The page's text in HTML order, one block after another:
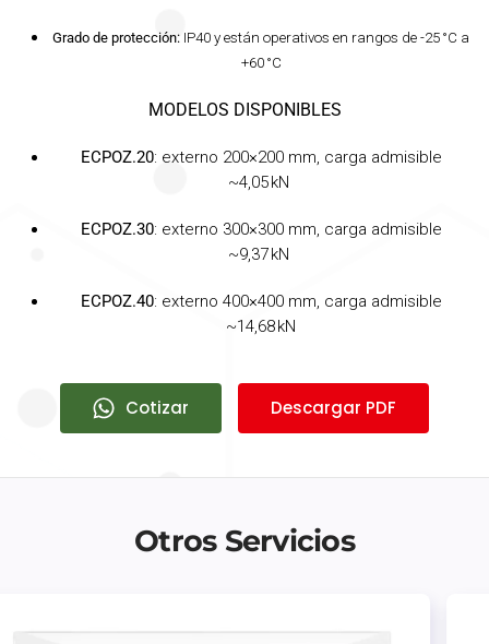
Grado de protección: IP40 y están operativos en rangos de -25 °C a
+60 °C
MODELOS DISPONIBLES
ECPOZ.20: externo 200×200 mm, carga admisible
~4,05 kN
ECPOZ.30: externo 300×300 mm, carga admisible
~9,37 kN
ECPOZ.40: externo 400×400 mm, carga admisible
~14,68 kN
Cotizar Descargar PDF
Otros Servicios